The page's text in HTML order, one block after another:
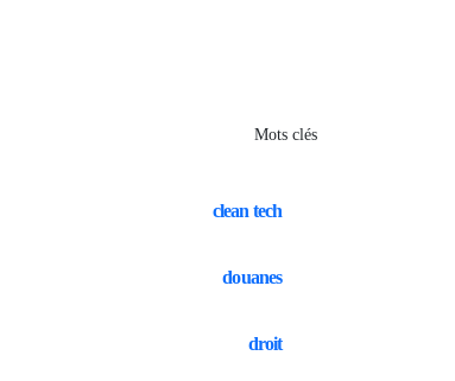
Mots clés
clean tech
douanes
droit